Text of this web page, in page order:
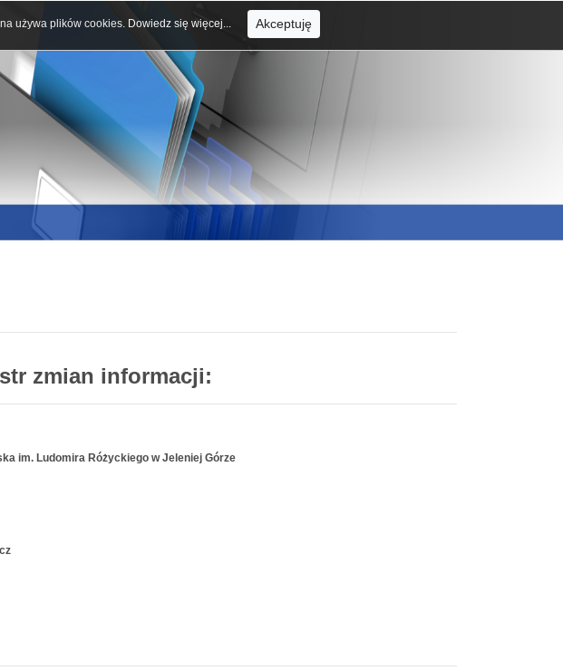
zmian informacji:
im. Ludomira Różyckiego w Jeleniej Górze
używa plików cookies. Dowiedz się więcej... Akceptuję